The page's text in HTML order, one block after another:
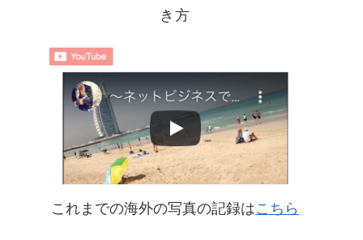
き方
これまでの海外の写真の記録はこちら